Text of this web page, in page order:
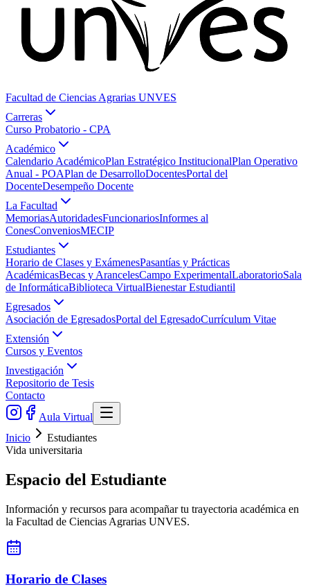
Facultad de Ciencias Agrarias UNVES
Carreras
Curso Probatorio - CPA
Académico
Calendario AcadémicoPlan Estratégico InstitucionalPlan Operativo
Anual - POAPlan de DesarrolloDocentesPortal del
DocenteDesempeño Docente
La Facultad
MemoriasAutoridadesFuncionariosInformes al
ConesConveniosMECIP
Estudiantes
Horario de Clases y ExámenesPasantías y Prácticas
AcadémicasBecas y ArancelesCampo ExperimentalLaboratorioSala
de InformáticaBiblioteca VirtualBienestar Estudiantil
Egresados
Asociación de EgresadosPortal del EgresadoCurrículum Vitae
Extensión
Cursos y Eventos
Investigación
Repositorio de Tesis
Contacto
Aula Virtual
Inicio
Estudiantes
Vida universitaria
Espacio del Estudiante
Información y recursos para acompañar tu trayectoria académica en
la Facultad de Ciencias Agrarias UNVES.
Horario de Clases